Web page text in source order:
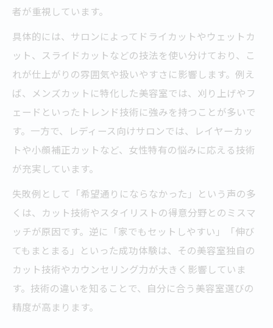
者が重視しています。
具体的には、サロンによってドライカットやウェットカ
ット、スライドカットなどの技法を使い分けており、こ
れが仕上がりの雰囲気や扱いやすさに影響します。例え
ば、メンズカットに特化した美容室では、刈り上げやフ
ェードといったトレンド技術に強みを持つことが多いで
す。一方で、レディース向けサロンでは、レイヤーカッ
トや小顔補正カットなど、女性特有の悩みに応える技術
が充実しています。
失敗例として「希望通りにならなかった」という声の多
くは、カット技術やスタイリストの得意分野とのミスマ
ッチが原因です。逆に「家でもセットしやすい」「伸び
てもまとまる」といった成功体験は、その美容室独自の
カット技術やカウンセリング力が大きく影響していま
す。技術の違いを知ることで、自分に合う美容室選びの
精度が高まります。